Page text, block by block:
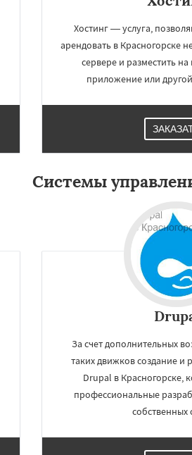
Хостинг — услуга,
арендовать в Красногорске
сервере и разместить на
приложение или
Системы
За счет дополнительных
таких движков создание и
Drupal в Красногорске,
профессиональные
собственных